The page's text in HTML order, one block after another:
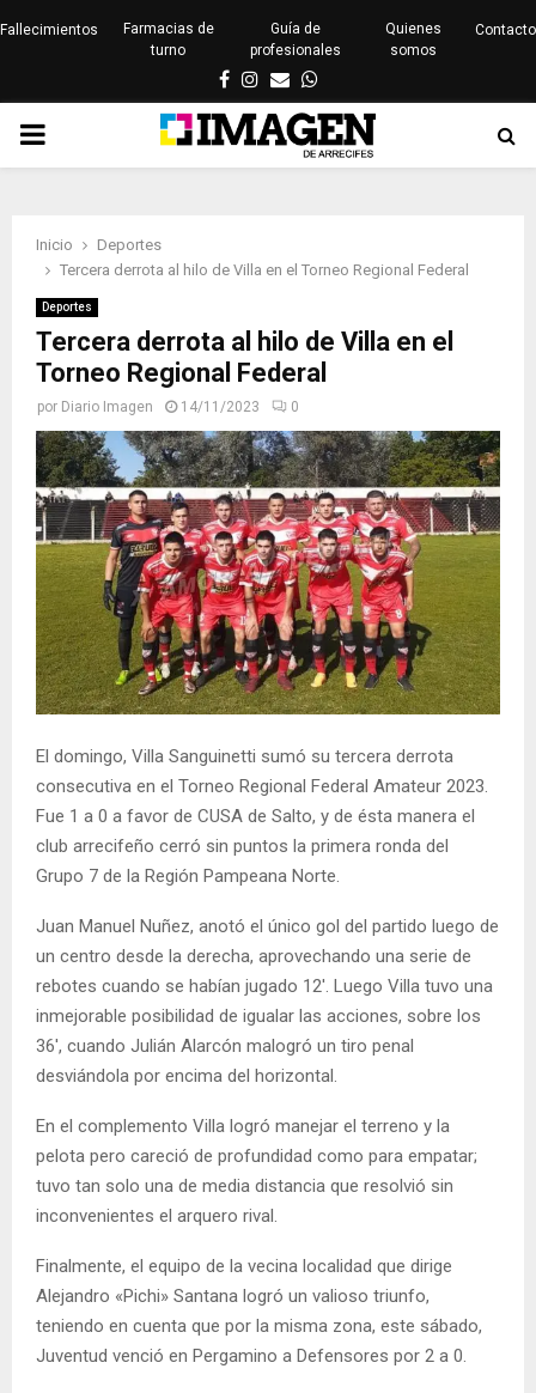
Fallecimientos
Farmacias de
turno
Guía de
profesionales
Quienes
somos
Contacto
Facebook
Instagram
EmailWhatsapp
PRIMARY
Inicio
Deportes
Tercera derrota al hilo de Villa en el Torneo Regional Federal
Deportes
Tercera derrota al hilo de Villa en el
Torneo Regional Federal
por Diario Imagen 14/11/2023 0
El domingo, Villa Sanguinetti sumó su tercera derrota
consecutiva en el Torneo Regional Federal Amateur 2023.
Fue 1 a 0 a favor de CUSA de Salto, y de ésta manera el
club arrecifeño cerró sin puntos la primera ronda del
Grupo 7 de la Región Pampeana Norte.
Juan Manuel Nuñez, anotó el único gol del partido luego de
un centro desde la derecha, aprovechando una serie de
rebotes cuando se habían jugado 12′. Luego Villa tuvo una
inmejorable posibilidad de igualar las acciones, sobre los
36′, cuando Julián Alarcón malogró un tiro penal
desviándola por encima del horizontal.
En el complemento Villa logró manejar el terreno y la
pelota pero careció de profundidad como para empatar;
tuvo tan solo una de media distancia que resolvió sin
inconvenientes el arquero rival.
Finalmente, el equipo de la vecina localidad que dirige
Alejandro «Pichi» Santana logró un valioso triunfo,
teniendo en cuenta que por la misma zona, este sábado,
Juventud venció en Pergamino a Defensores por 2 a 0.